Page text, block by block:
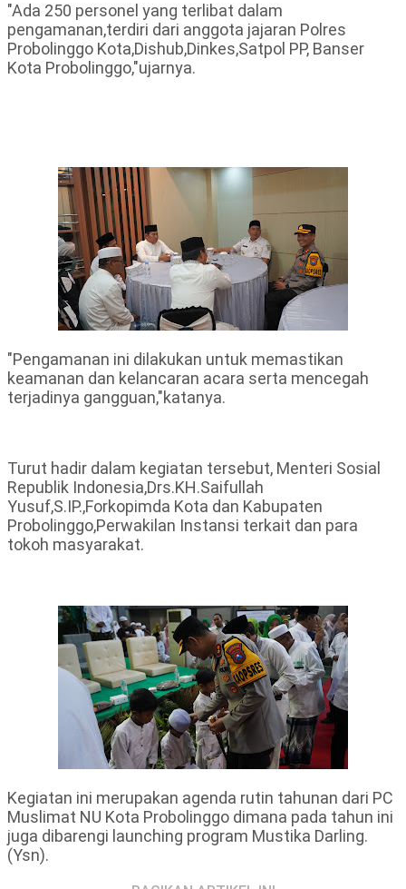
"Ada 250 personel yang terlibat dalam
pengamanan,terdiri dari anggota jajaran Polres
Probolinggo Kota,Dishub,Dinkes,Satpol PP, Banser
Kota Probolinggo,"ujarnya.
"Pengamanan ini dilakukan untuk memastikan
keamanan dan kelancaran acara serta mencegah
terjadinya gangguan,"katanya.
Turut hadir dalam kegiatan tersebut, Menteri Sosial
Republik Indonesia,Drs.KH.Saifullah
Yusuf,S.IP.,Forkopimda Kota dan Kabupaten
Probolinggo,Perwakilan Instansi terkait dan para
tokoh masyarakat.
Kegiatan ini merupakan agenda rutin tahunan dari PC
Muslimat NU Kota Probolinggo dimana pada tahun ini
juga dibarengi launching program Mustika Darling.
(Ysn).